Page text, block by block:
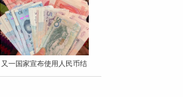
又一国家宣布使用人民币结
算